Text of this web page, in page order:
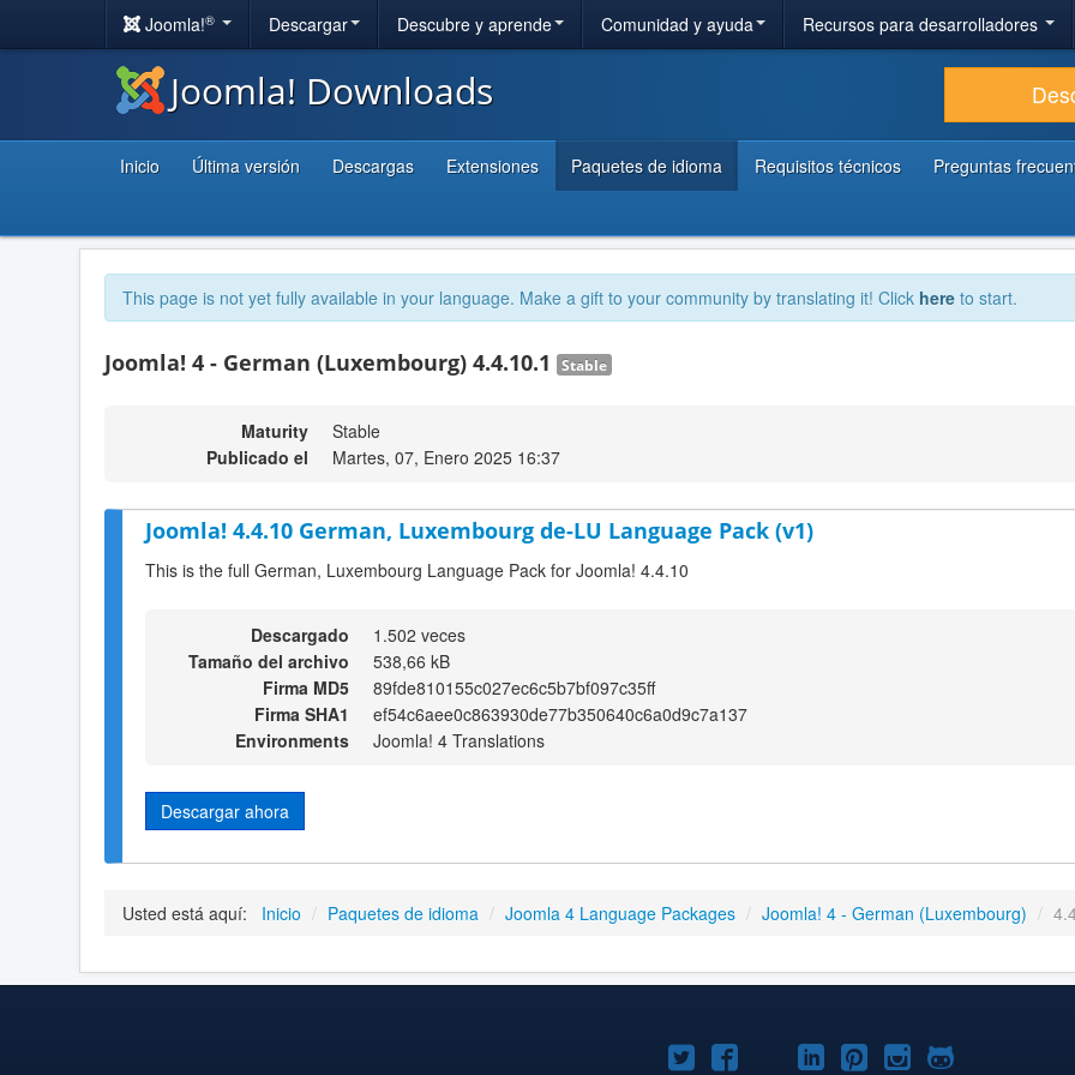
Joomla!® Descargar Descubre y aprende Comunidad y ayuda Recursos para desarrolladores
Joomla! Downloads
Inicio Última versión Descargas Extensiones Paquetes de idioma Requisitos técnicos Preguntas
This page is not yet fully available in your language. Make a gift to your community by translating it! Click here to start.
Joomla! 4 - German (Luxembourg) 4.4.10.1 Stable
Maturity
Stable
Publicado el
Martes, 07, Enero 2025 16:37
Joomla! 4.4.10 German, Luxembourg de-LU Language Pack (v1)
This is the full German, Luxembourg Language Pack for Joomla! 4.4.10
Descargado
1.502 veces
Tamaño del archivo
538,66 kB
Firma MD5
89fde810155c027ec6c5b7bf097c35ff
Firma SHA1
ef54c6aee0c863930de77b350640c6a0d9c7a137
Environments
Joomla! 4 Translations
Descargar ahora
Usted está aquí: Inicio / Paquetes de idioma / Joomla 4 Language Packages / Joomla! 4 - German (Luxembourg) /
Joomla!Joomla!Joomla!
Joomla!Joomla!
Joomla!Joomla!